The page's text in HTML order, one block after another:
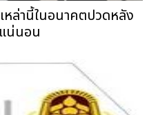
หล่านี้ในอนาคตปวดหลัง
น่นอน